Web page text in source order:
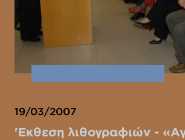
19/03/2007
'Εκθεση λιθογραφιών -